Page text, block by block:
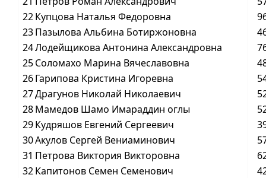
22Купцова Наталья Федоровна
23Пазылова Альбина Ботиржоновна
24Лодейщикова Антонина Александровна
25Соломахо Марина Вячеславовна
26Гарипова Кристина Игоревна
27Драгунов Николай Николаевич
28Мамедов Шамо Имараддин оглы
29Кудряшов Евгений Сергеевич
30Акулов Сергей Вениаминович
31 Петрова Виктория Викторовна
32Капитонов Семен Семенович